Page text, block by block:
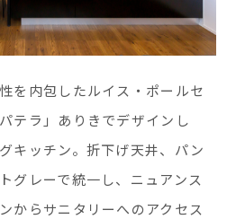
を内包したルイス・ポールセ
テラ」ありきでデザインし
キッチン。折下げ天井、パン
グレーで統一し、ニュアンス
からサニタリーへのアクセス